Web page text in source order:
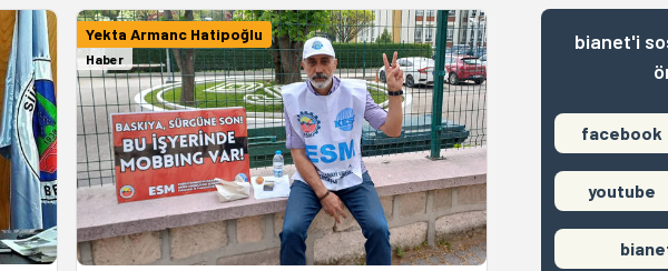
Yekta Armanc Hatipoğlu
Haber
bianet'i
facebook
youtube